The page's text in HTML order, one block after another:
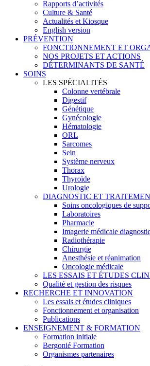
Rapports d’activités
Culture & Santé
Actualités et Kiosque
English version
PRÉVENTION
FONCTIONNEMENT ET
NOS PROJETS ET ACTIONS
DÉTERMINANTS DE SANTÉ
SOINS
LES SPÉCIALITÉS
Colonne vertébrale
Digestif
Génétique
Gynécologie
Hématologie
ORL
Sarcomes
Sein
Système nerveux
Thorax
Thyroïde
Urologie
DIAGNOSTIC ET
Soins oncologiques de
Laboratoires
Pharmacie
Imagerie médicale
Radiothérapie
Chirurgie
Anesthésie et réanimation
Oncologie médicale
LES ESSAIS ET ÉTUDES
Qualité et gestion des risques
RECHERCHE ET INNOVATION
Les essais et études cliniques
Fonctionnement et organisation
Publications
ENSEIGNEMENT & FORMATION
Formation initiale
Bergonié Formation
Organismes partenaires